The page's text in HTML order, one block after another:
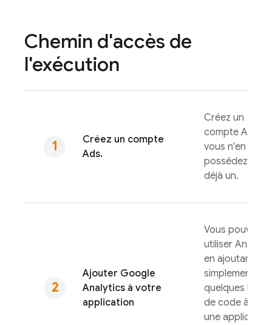
Chemin d'accès de
l'exécution
Créez un compte
Ads.
Créez un
compte Ads
vous n'en
possédez pas
déjà un.
Ajouter Google
Analytics à votre
application
Vous pouvez
utiliser
en ajoutant
simplement
quelques lignes
de code à une
une application